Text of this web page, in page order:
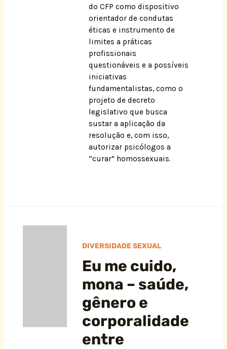
do CFP como dispositivo
orientador de condutas
éticas e instrumento de
limites a práticas
profissionais
questionáveis e a possíveis
iniciativas
fundamentalistas, como o
projeto de decreto
legislativo que busca
sustar a aplicação da
resolução e, com isso,
autorizar psicólogos a
“curar” homossexuais.
DIVERSIDADE SEXUAL
Eu me cuido,
mona – saúde,
gênero e
corporalidade
entre